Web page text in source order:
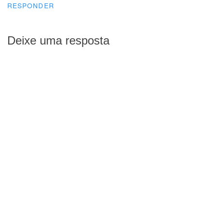
RESPONDER
Deixe uma resposta